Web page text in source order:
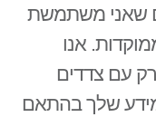
שאני משתמשת
אנו
עם צדדים
שלך בהתאם